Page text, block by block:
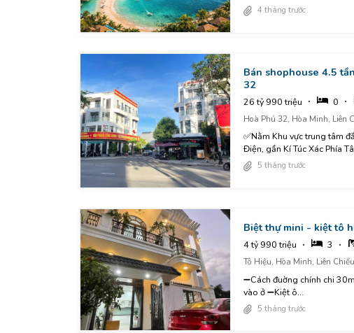
4 tháng trước
Bán shophouse 4.5
32
26 tỷ 990 triệu 0
Hoà Phú 32, Hòa Minh, Liên
✅Nằm Khu vực trung tâm
Điện, gần Kí Túc Xác Phía
5 tháng trước
Biệt thự mini - kiệt tô
4 tỷ 990 triệu 3
Tô Hiệu, Hòa Minh, Liên
➖Cách đuờng chính chi
vào ở ➖Kiệt ô...
5 tháng trước